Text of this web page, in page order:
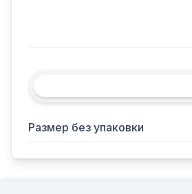
Размер без упаковки